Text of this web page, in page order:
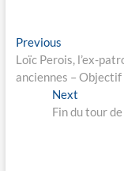
Navigation
de
l’article
PreviousPrevious
post:
Loïc Perois, l’ex-
anciennes – Objectif
Next
post:
Fin du tour